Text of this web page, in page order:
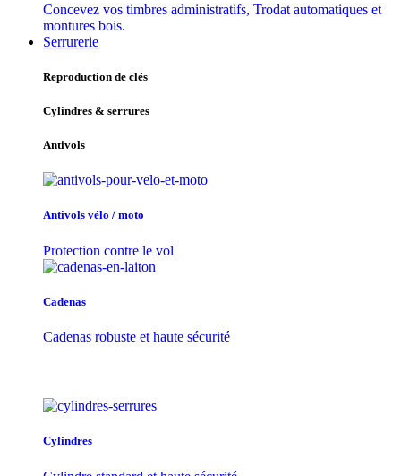
Concevez vos timbres administratifs, Trodat automatiques et
montures bois.
Serrurerie
Reproduction de clés
Cylindres & serrures
Antivols
Antivols vélo / moto
Protection contre le vol
Cadenas
Cadenas robuste et haute sécurité
Cylindres